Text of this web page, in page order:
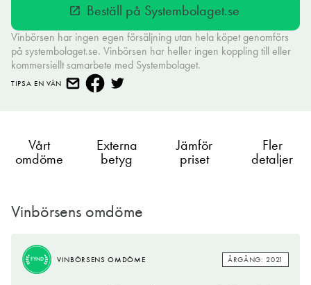
open_in_new Beställ på Systembolaget.se
Vinbörsen har ingen egen försäljning utan hela köpet genomförs
på systembolaget.se. Vinbörsen har heller ingen koppling till eller
kommersiellt samarbete med Systembolaget.
TIPSA EN VÄN
Vårt
omdöme
Externa
betyg
Jämför
priset
Fler
detaljer
Vinbörsens omdöme
FYND VINBÖRSENS OMDÖME ÅRGÅNG: 2021
BRA
KÖP
VINBÖRSENS OMDÖME